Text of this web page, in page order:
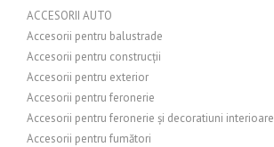
ACCESORII AUTO
Accesorii pentru balustrade
Accesorii pentru construcții
Accesorii pentru exterior
Accesorii pentru feronerie
Accesorii pentru feronerie și decoratiuni interioare
Accesorii pentru fumători